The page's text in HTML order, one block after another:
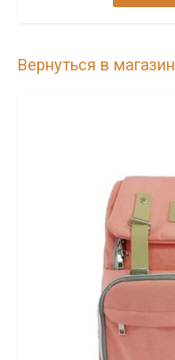
Вернуться в магазин